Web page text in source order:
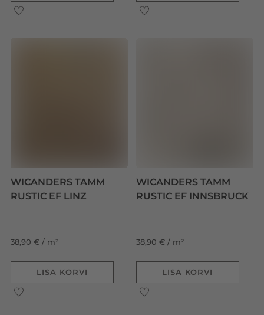
WICANDERS TAMM
RUSTIC EF LINZ
38,90 € / m²
LISA KORVI
WICANDERS TAMM
RUSTIC EF INNSBRUCK
38,90 € / m²
LISA KORVI